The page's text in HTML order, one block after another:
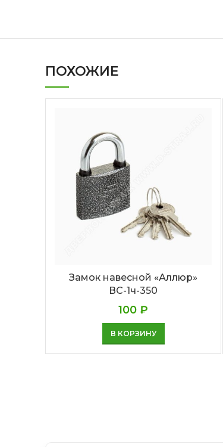
ПОХОЖИЕ
Замок навесной «Аллюр»
ВС-1ч-350
100₽
В КОРЗИНУ